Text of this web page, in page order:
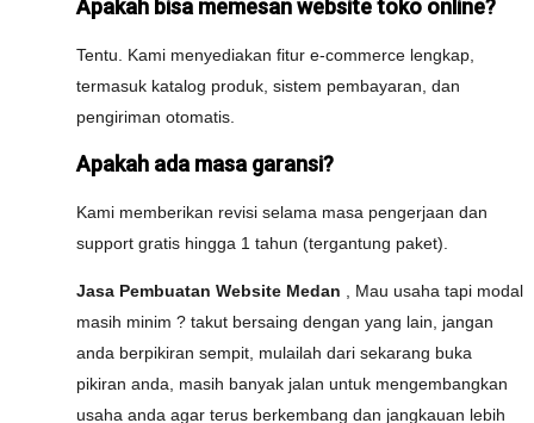
Apakah bisa memesan website toko online?
Tentu. Kami menyediakan fitur e-commerce lengkap,
termasuk katalog produk, sistem pembayaran, dan
pengiriman otomatis.
Apakah ada masa garansi?
Kami memberikan revisi selama masa pengerjaan dan
support gratis hingga 1 tahun (tergantung paket).
Jasa Pembuatan Website Medan , Mau usaha tapi modal
masih minim ? takut bersaing dengan yang lain, jangan
anda berpikiran sempit, mulailah dari sekarang buka
pikiran anda, masih banyak jalan untuk mengembangkan
usaha anda agar terus berkembang dan jangkauan lebih